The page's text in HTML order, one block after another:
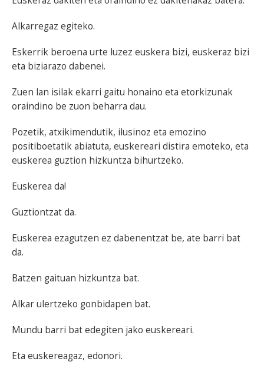
Alkarregaz egiteko.
Eskerrik beroena urte luzez euskera bizi, euskeraz bizi
eta biziarazo dabenei.
Zuen lan isilak ekarri gaitu honaino eta etorkizunak
oraindino be zuon beharra dau.
Pozetik, atxikimendutik, ilusinoz eta emozino
positiboetatik abiatuta, euskereari distira emoteko, eta
euskerea guztion hizkuntza bihurtzeko.
Euskerea da!
Guztiontzat da.
Euskerea ezagutzen ez dabenentzat be, ate barri bat
da.
Batzen gaituan hizkuntza bat.
Alkar ulertzeko gonbidapen bat.
Mundu barri bat edegiten jako euskereari.
Eta euskereagaz, edonori.